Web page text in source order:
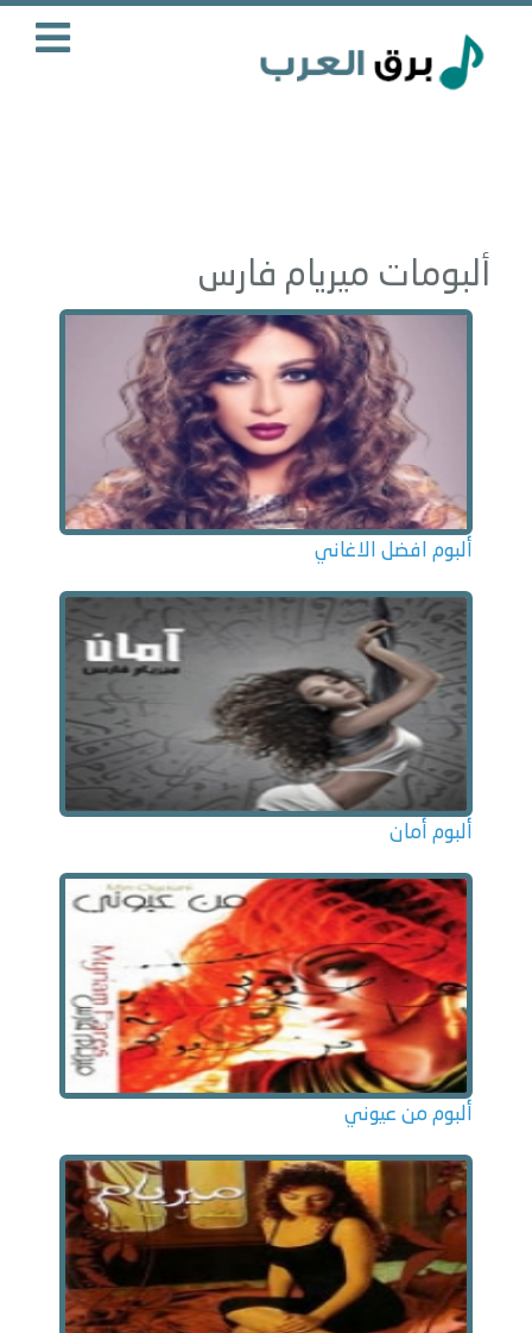
ألبومات ميريام فارس
ألبوم افضل الاغاني
ألبوم أمان
ألبوم من عيوني